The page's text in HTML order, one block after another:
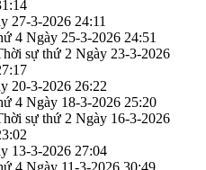
27-3-2026 24:11
4 Ngày 25-3-2026 24:51
sự thứ 2 Ngày 23-3-2026
20-3-2026 26:22
4 Ngày 18-3-2026 25:20
sự thứ 2 Ngày 16-3-2026
13-3-2026 27:04
4 Ngày 11-3-2026 30:49